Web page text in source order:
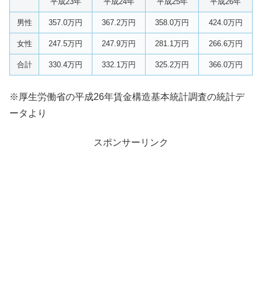
男性 357.0万円 367.2万円 358.0万円 424.0万円
女性 247.5万円 247.9万円 281.1万円 266.6万円
合計 330.4万円 332.1万円 325.2万円 366.0万円
※厚生労働省の平成26年賃金構造基本統計調査の統計デ
ータより
スポンサーリンク